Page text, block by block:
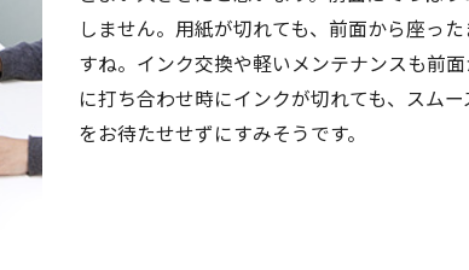
しません。用紙が切れても、前面から座っ
すね。インク交換や軽いメンテナンスも前
に打ち合わせ時にインクが切れても、スム
をお待たせせずにすみそうです。